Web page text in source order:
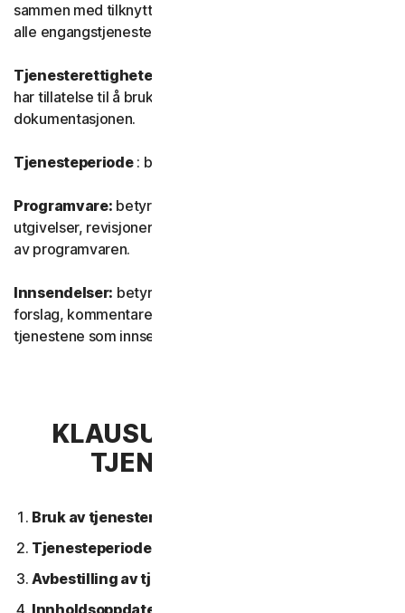
sammen med tilknyttede funksjoner eller tjenester, samt
alle engangstjenester eller -produkter.
Tjenesterettigheter:
har tillatelse til å bruke programvaren, som spesifisert i
dokumentasjonen.
Tjenesteperiode: betyr varigheten av tjenesten.
Programvare: betyr alle våre programvarer, inkludert
utgivelser, revisjoner, oppdateringer eller forbedringer
av programvaren.
Innsendelser: betyr alle tilbakemeldinger, vurderinger,
forslag, kommentarer eller ideer i forbindelse med
tjenestene som innsendes av deg.
KLAUSUL 2 - GENERELLE
TJENESTEVILKÅR
Bruk av tjenestene.
Tjenesteperiode.
Avbestilling av tjenesten.
Innholdsoppdateringer.